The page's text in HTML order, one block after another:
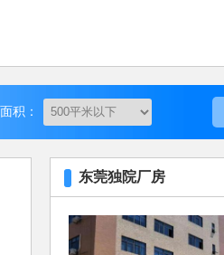
面积：
东莞独院厂房